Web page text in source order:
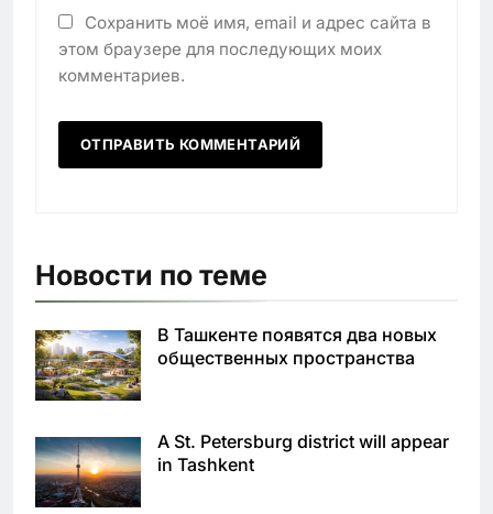
Сохранить моё имя, email и адрес сайта в
этом браузере для последующих моих
комментариев.
Новости по теме
В Ташкенте появятся два новых
общественных пространства
A St. Petersburg district will appear
in Tashkent